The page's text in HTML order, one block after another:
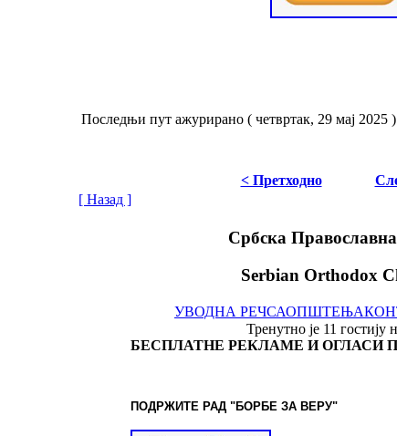
Последњи пут ажурирано ( четвртак, 29 мај 2025 )
< Претходно
[ Назад ]
Србска
Serbian Orthodox
УВОДНА РЕЧСАОПШТЕЊА
Тренутно је 11 гостију
БЕСПЛАТНЕ РЕКЛАМЕ И ОГЛАСИ
ПОДРЖИТЕ РАД "БОРБЕ ЗА ВЕРУ"